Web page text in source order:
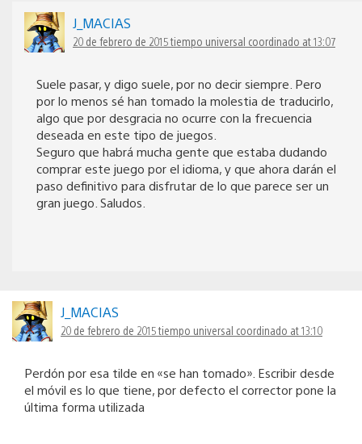
J_MACIAS
20 de febrero de 2015 tiempo universal coordinado at 13:07
Suele pasar, y digo suele, por no decir siempre. Pero
por lo menos sé han tomado la molestia de traducirlo,
algo que por desgracia no ocurre con la frecuencia
deseada en este tipo de juegos.
Seguro que habrá mucha gente que estaba dudando
comprar este juego por el idioma, y que ahora darán el
paso definitivo para disfrutar de lo que parece ser un
gran juego. Saludos.
J_MACIAS
20 de febrero de 2015 tiempo universal coordinado at 13:10
Perdón por esa tilde en «se han tomado». Escribir desde
el móvil es lo que tiene, por defecto el corrector pone la
última forma utilizada